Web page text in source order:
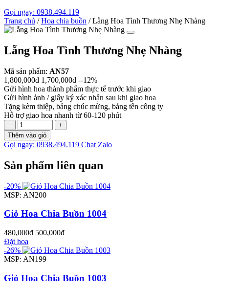
Gọi ngay: 0938.494.119
Trang chủ / Hoa chia buồn / Lẵng Hoa Tình Thương Nhẹ Nhàng
Lẵng Hoa Tình Thương Nhẹ Nhàng
Mã sản phẩm: AN57
1,800,000đ 1,700,000đ --12%
Gửi hình hoa thành phẩm thực tế trước khi giao
Gửi hình ảnh / giấy ký xác nhận sau khi giao hoa
Tặng kèm thiệp, bảng chúc mừng, bảng tên công ty
Hỗ trợ giao hoa nhanh từ 60-120 phút
−
+
Thêm vào giỏ
Gọi ngay: 0938.494.119 Chat Zalo
Sản phẩm liên quan
-20%
MSP: AN200
Giỏ Hoa Chia Buồn 1004
480,000đ 500,000đ
Đặt hoa
-26%
MSP: AN199
Giỏ Hoa Chia Buồn 1003